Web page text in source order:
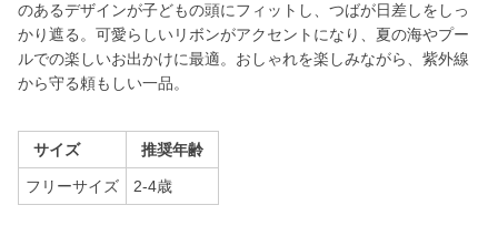
のあるデザインが子どもの頭にフィットし、つばが日差しをしっ
かり遮る。可愛らしいリボンがアクセントになり、夏の海やプー
ルでの楽しいお出かけに最適。おしゃれを楽しみながら、紫外線
から守る頼もしい一品。
サイズ 推奨年齢
フリーサイズ 2-4歳